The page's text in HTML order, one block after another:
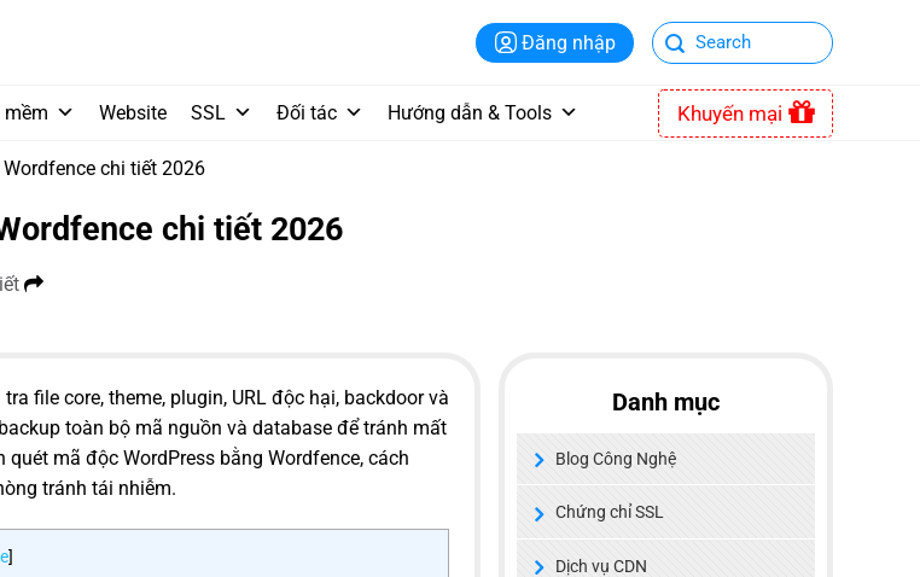
Đăng nhập
mềm Website SSL Đối tác Hướng dẫn & Tools Khuyến mại
chi tiết 2026
chi tiết 2026
file core, theme, plugin, URL độc hại, backdoor và
toàn bộ mã nguồn và database để tránh mất
mã độc WordPress bằng Wordfence, cách
tránh tái nhiễm.
]
Danh mục
Blog Công Nghệ
Chứng chỉ SSL
Dịch vụ CDN